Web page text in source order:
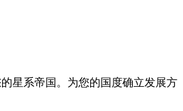
星系帝国。为您的国度确立发展方